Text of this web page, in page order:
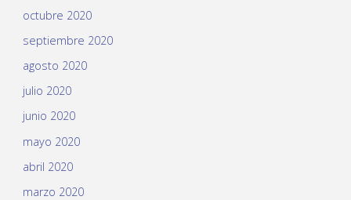
octubre 2020
septiembre 2020
agosto 2020
julio 2020
junio 2020
mayo 2020
abril 2020
marzo 2020